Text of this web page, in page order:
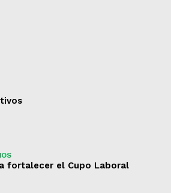
fortalecer el Cupo Laboral